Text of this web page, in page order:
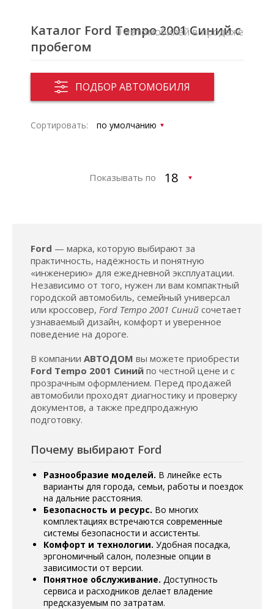
Каталог Ford Tempo 2001 Синий с
пробегом
ПОДБОР АВТОМОБИЛЯ
0 автомобилей в продаже
Сортировать:
Показывать по
Ford — марка, которую выбирают за
практичность, надёжность и понятную
«инженерию» для ежедневной эксплуатации.
Независимо от того, нужен ли вам компактный
городской автомобиль, семейный универсал
или кроссовер, Ford Tempo 2001 Синий сочетает
узнаваемый дизайн, комфорт и уверенное
поведение на дороге.
В компании АВТОДОМ вы можете приобрести
Ford Tempo 2001 Синий по честной цене и с
прозрачным оформлением. Перед продажей
автомобили проходят диагностику и проверку
документов, а также предпродажную
подготовку.
Почему выбирают Ford
Разнообразие моделей. В линейке есть
варианты для города, семьи, работы и поездок
на дальние расстояния.
Безопасность и ресурс. Во многих
комплектациях встречаются современные
системы безопасности и ассистенты.
Комфорт и технологии. Удобная посадка,
эргономичный салон, полезные опции в
зависимости от версии.
Понятное обслуживание. Доступность
сервиса и расходников делает владение
предсказуемым по затратам.